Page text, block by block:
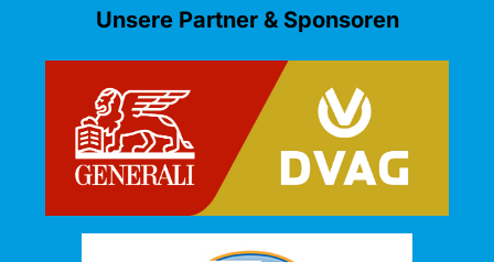
Unsere Partner & Sponsoren